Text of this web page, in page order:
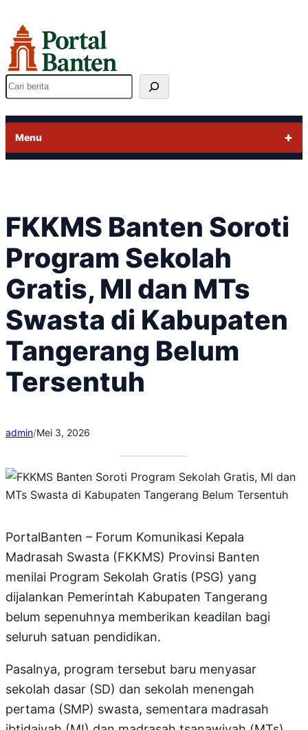
ke
konten
Cari
Menu
FKKMS Banten Soroti
Program Sekolah
Gratis, MI dan MTs
Swasta di Kabupaten
Tangerang Belum
Tersentuh
admin/Mei 3, 2026
PortalBanten – Forum Komunikasi Kepala
Madrasah Swasta (FKKMS) Provinsi Banten
menilai Program Sekolah Gratis (PSG) yang
dijalankan Pemerintah Kabupaten Tangerang
belum sepenuhnya memberikan keadilan bagi
seluruh satuan pendidikan.
Pasalnya, program tersebut baru menyasar
sekolah dasar (SD) dan sekolah menengah
pertama (SMP) swasta, sementara madrasah